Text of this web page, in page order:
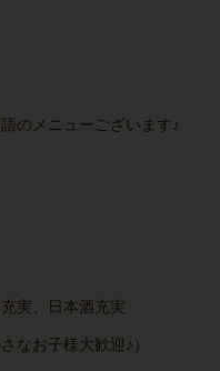
のメニューございます♪
実、日本酒充実
なお子様大歓迎♪）